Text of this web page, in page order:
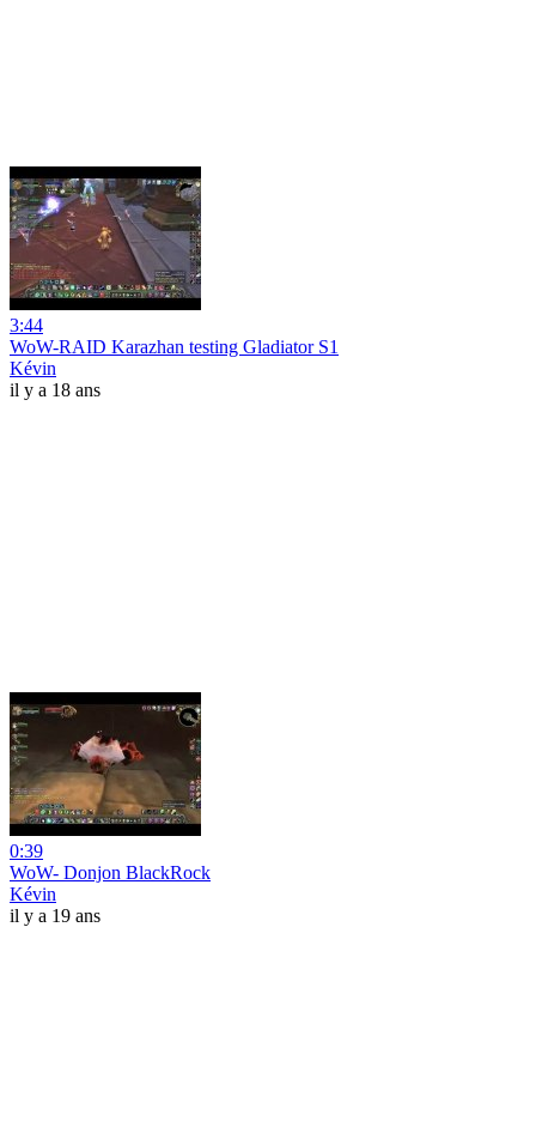
3:44
WoW-RAID Karazhan testing Gladiator S1
Kévin
il y a 18 ans
0:39
WoW- Donjon BlackRock
Kévin
il y a 19 ans